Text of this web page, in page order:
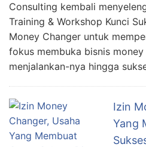
Consulting kembali
Training & Workshop Kunci
Money Changer untuk
fokus membuka bisnis
menjalankan-nya hingga
Izin
Yang